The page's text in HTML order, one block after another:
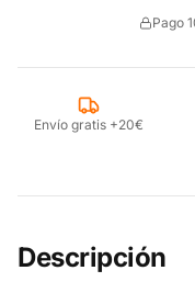
Pago
Envío gratis +20€
Descripción